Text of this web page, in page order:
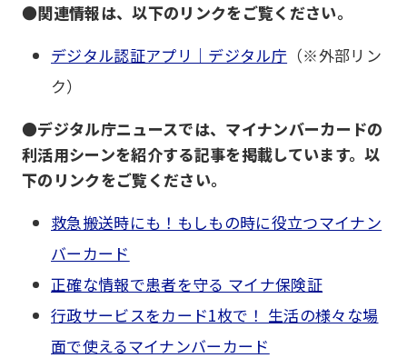
●関連情報は、以下のリンクをご覧ください。
デジタル認証アプリ｜デジタル庁 （※外部リン
ク）
●デジタル庁ニュースでは、マイナンバーカードの
利活用シーンを紹介する記事を掲載しています。以
下のリンクをご覧ください。
救急搬送時にも！もしもの時に役立つマイナン
バーカード
正確な情報で患者を守る マイナ保険証
行政サービスをカード1枚で！ 生活の様々な場
面で使えるマイナンバーカード